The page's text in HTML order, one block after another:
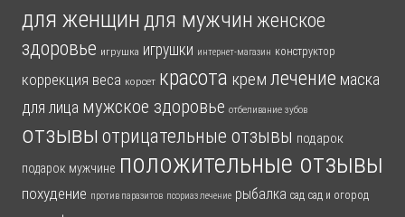
для женщин для мужчин женское
здоровье игрушка игрушки интернет-магазин конструктор
коррекция веса корсет красота крем лечение маска
для лица мужское здоровье отбеливание зубов
отзывы отрицательные отзывы подарок
подарок мужчине положительные отзывы
похудение против паразитов псориаз лечение рыбалка сад сад и огород